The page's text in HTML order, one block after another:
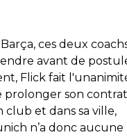
ces deux
avant de
Flick fait
prolonger son
club et dans sa ville,
n’a donc aucune